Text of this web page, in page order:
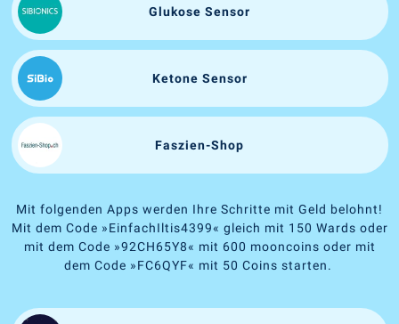
Glukose Sensor
Ketone Sensor
Faszien-Shop
Mit folgenden Apps werden Ihre Schritte mit Geld belohnt!
Mit dem Code »EinfachIltis4399« gleich mit 150 Wards oder
mit dem Code »92CH65Y8« mit 600 mooncoins oder mit
dem Code »FC6QYF« mit 50 Coins starten.